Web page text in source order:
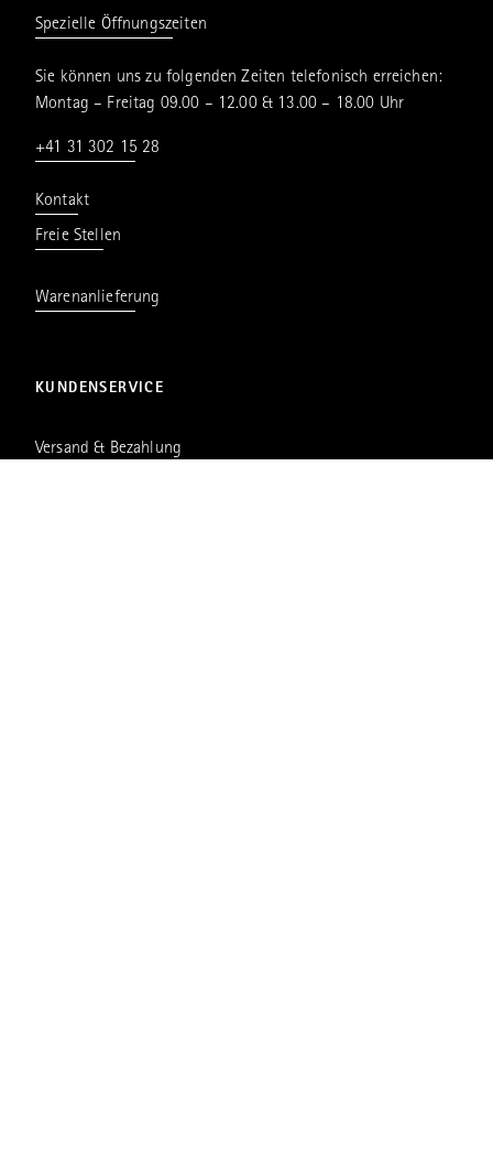
Spezielle Öffnungszeiten
Sie können uns zu folgenden Zeiten telefonisch erreichen:
Montag – Freitag 09.00 – 12.00 & 13.00 – 18.00 Uhr
+41 31 302 15 28
Kontakt
Freie Stellen
Warenanlieferung
KUNDENSERVICE
Versand & Bezahlung